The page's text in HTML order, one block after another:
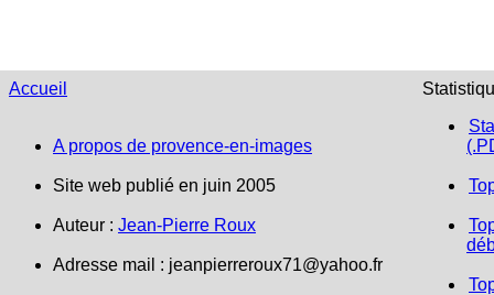
Accueil
A propos de provence-en-images
Site web publié en juin 2005
Auteur : Jean-Pierre Roux
Adresse mail : jeanpierreroux71@yahoo.fr